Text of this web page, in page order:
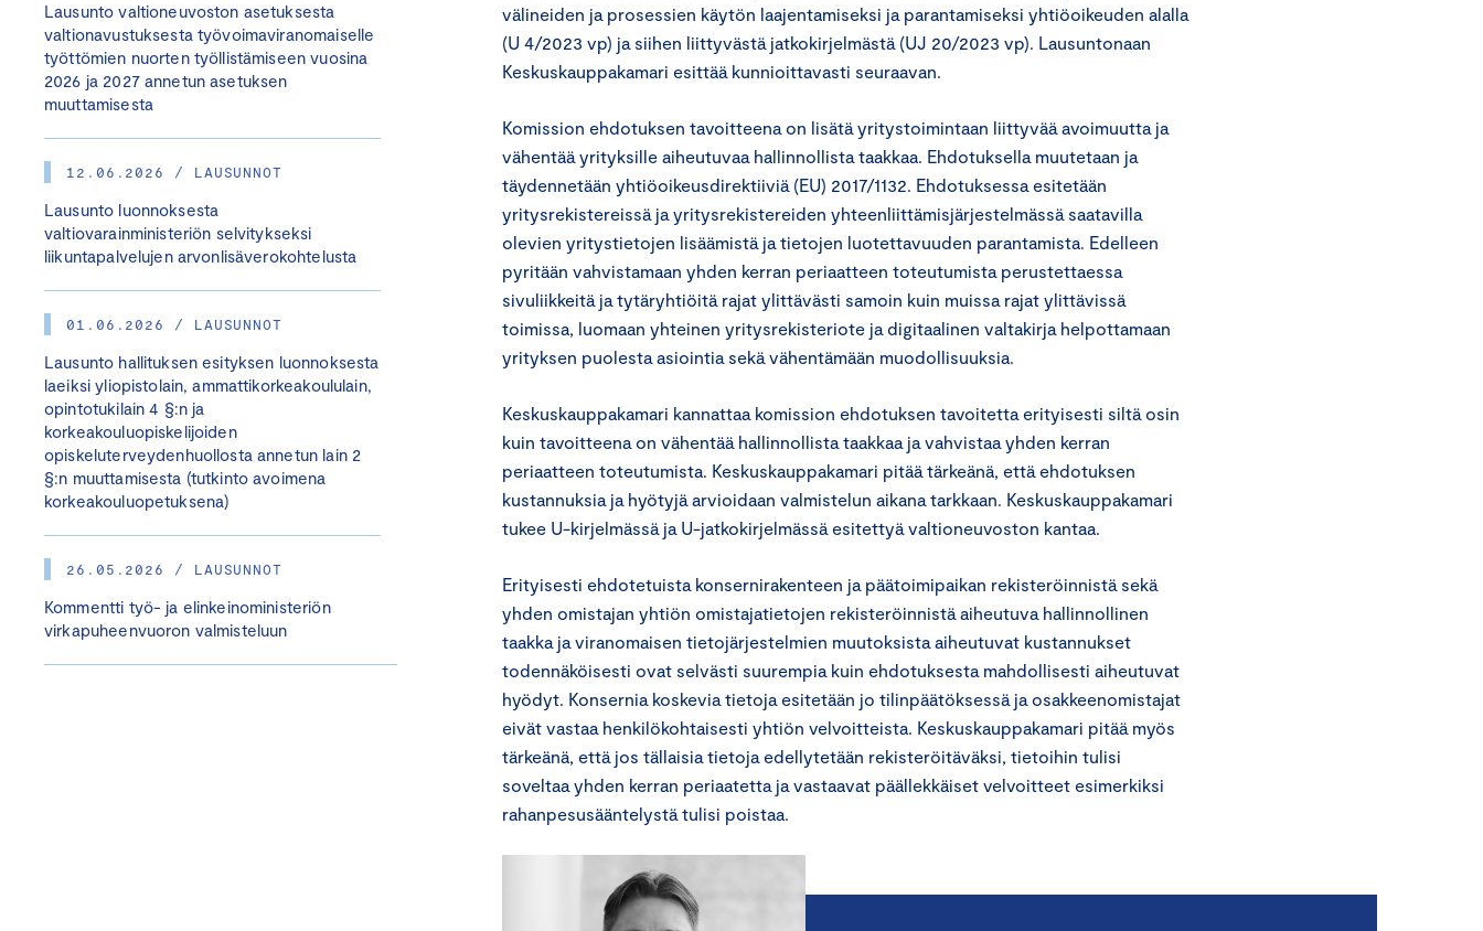
Lausunto valtioneuvoston asetuksesta
valtionavustuksesta työvoimaviranomaiselle
työttömien nuorten työllistämiseen vuosina
2026 ja 2027 annetun asetuksen
muuttamisesta
12.06.2026 / LAUSUNNOT
Lausunto luonnoksesta
valtiovarainministeriön selvitykseksi
liikuntapalvelujen arvonlisäverokohtelusta
01.06.2026 / LAUSUNNOT
Lausunto hallituksen esityksen luonnoksesta
laeiksi yliopistolain, ammattikorkeakoululain,
opintotukilain 4 §:n ja
korkeakouluopiskelijoiden
opiskeluterveydenhuollosta annetun lain 2
§:n muuttamisesta (tutkinto avoimena
korkeakouluopetuksena)
26.05.2026 / LAUSUNNOT
Kommentti työ- ja elinkeinoministeriön
virkapuheenvuoron valmisteluun
välineiden ja prosessien käytön laajentamiseksi ja parantamiseksi yhtiöoikeuden alalla
(U 4/2023 vp) ja siihen liittyvästä jatkokirjelmästä (UJ 20/2023 vp). Lausuntonaan
Keskuskauppakamari esittää kunnioittavasti seuraavan.
Komission ehdotuksen tavoitteena on lisätä yritystoimintaan liittyvää avoimuutta ja
vähentää yrityksille aiheutuvaa hallinnollista taakkaa. Ehdotuksella muutetaan ja
täydennetään yhtiöoikeusdirektiiviä (EU) 2017/1132. Ehdotuksessa esitetään
yritysrekistereissä ja yritysrekistereiden yhteenliittämisjärjestelmässä saatavilla
olevien yritystietojen lisäämistä ja tietojen luotettavuuden parantamista. Edelleen
pyritään vahvistamaan yhden kerran periaatteen toteutumista perustettaessa
sivuliikkeitä ja tytäryhtiöitä rajat ylittävästi samoin kuin muissa rajat ylittävissä
toimissa, luomaan yhteinen yritysrekisteriote ja digitaalinen valtakirja helpottamaan
yrityksen puolesta asiointia sekä vähentämään muodollisuuksia.
Keskuskauppakamari kannattaa komission ehdotuksen tavoitetta erityisesti siltä osin
kuin tavoitteena on vähentää hallinnollista taakkaa ja vahvistaa yhden kerran
periaatteen toteutumista. Keskuskauppakamari pitää tärkeänä, että ehdotuksen
kustannuksia ja hyötyjä arvioidaan valmistelun aikana tarkkaan. Keskuskauppakamari
tukee U-kirjelmässä ja U-jatkokirjelmässä esitettyä valtioneuvoston kantaa.
Erityisesti ehdotetuista konsernirakenteen ja päätoimipaikan rekisteröinnistä sekä
yhden omistajan yhtiön omistajatietojen rekisteröinnistä aiheutuva hallinnollinen
taakka ja viranomaisen tietojärjestelmien muutoksista aiheutuvat kustannukset
todennäköisesti ovat selvästi suurempia kuin ehdotuksesta mahdollisesti aiheutuvat
hyödyt. Konsernia koskevia tietoja esitetään jo tilinpäätöksessä ja osakkeenomistajat
eivät vastaa henkilökohtaisesti yhtiön velvoitteista. Keskuskauppakamari pitää myös
tärkeänä, että jos tällaisia tietoja edellytetään rekisteröitäväksi, tietoihin tulisi
soveltaa yhden kerran periaatetta ja vastaavat päällekkäiset velvoitteet esimerkiksi
rahanpesusääntelystä tulisi poistaa.